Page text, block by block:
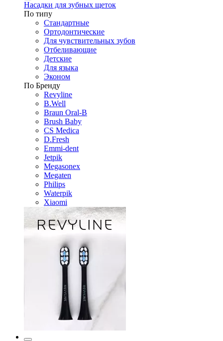
Насадки для зубных щеток
По типу
Стандартные
Ортодонтические
Для чувствительных зубов
Отбеливающие
Детские
Для языка
Эконом
По Бренду
Revyline
B.Well
Braun Oral-B
Brush Baby
CS Medica
D.Fresh
Emmi-dent
Jetpik
Megasonex
Megaten
Philips
Waterpik
Xiaomi